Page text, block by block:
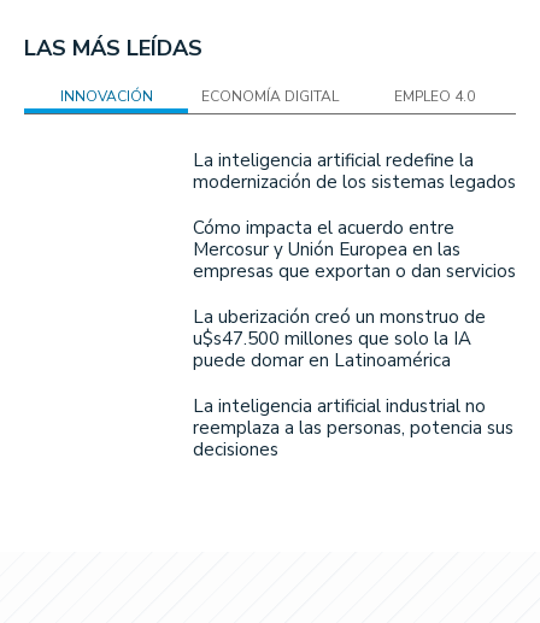
LAS MÁS LEÍDAS
INNOVACIÓN ECONOMÍA DIGITAL EMPLEO 4.0
La inteligencia artificial redefine la
modernización de los sistemas legados
Cómo impacta el acuerdo entre
Mercosur y Unión Europea en las
empresas que exportan o dan servicios
La uberización creó un monstruo de
u$s47.500 millones que solo la IA
puede domar en Latinoamérica
La inteligencia artificial industrial no
reemplaza a las personas, potencia sus
decisiones